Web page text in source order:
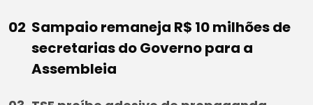
Sampaio remaneja R$ 10 milhões de
secretarias do Governo para a
Assembleia